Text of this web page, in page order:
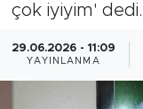
çok iyiyim' dedi.
29.06.2026 - 11:09
YAYINLANMA